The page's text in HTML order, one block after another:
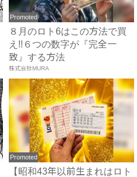
Promoted
８月のロト6はこの方法で買
え!!６つの数字が『完全一
致』する方法
株式会社MURA
Promoted
【昭和43年以前生まれはロト